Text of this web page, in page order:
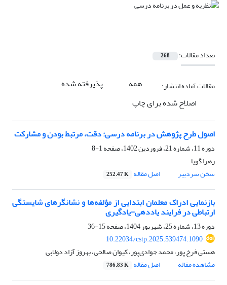
تعداد مقالات: 268
مقالات آماده انتشار: همه
پذیرفته شده
اصلاح شده برای چاپ
اصول طرح پژوهش در برنامه درسی: دقت، مرتبط بودن و مشارکت
دوره 11، شماره 21، فروردین 1402، صفحه
1-8
زهرا گویا
سخن سردبیر
اصل مقاله 252.47 K
بازنمایی ادراک معلمان ابتدایی از مؤلفه‌ها و نشانگرهای شایستگی
ارتباطی در فرایند یاددهی-یادگیری
دوره 13، شماره 25، شهریور 1404، صفحه
15-36
10.22034/cstp.2025.539474.1090
هستی فرخ پور، محمد جوادی‌پور، کیوان صالحی، بهروز آزاد دولابی
مشاهده مقاله
اصل مقاله 786.83 K